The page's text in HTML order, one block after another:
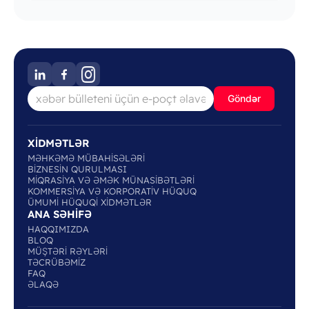
Göndər
XİDMƏTLƏR
MƏHKƏMƏ MÜBAHİSƏLƏRİ
BİZNESİN QURULMASI
MİQRASİYA VƏ ƏMƏK MÜNASİBƏTLƏRİ
KOMMERSİYA VƏ KORPORATİV HÜQUQ
ÜMUMİ HÜQUQİ XİDMƏTLƏR
ANA SƏHİFƏ
HAQQIMIZDA
BLOQ
MÜŞTƏRİ RƏYLƏRİ
TƏCRÜBƏMİZ
FAQ
ƏLAQƏ